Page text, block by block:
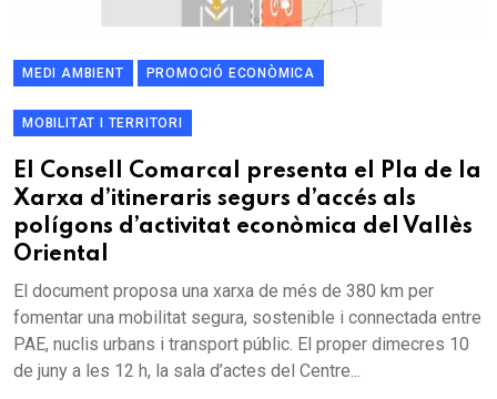
MEDI AMBIENT PROMOCIÓ ECONÒMICA
MOBILITAT I TERRITORI
El Consell Comarcal presenta el Pla de la
Xarxa d’itineraris segurs d’accés als
polígons d’activitat econòmica del Vallès
Oriental
El document proposa una xarxa de més de 380 km per
fomentar una mobilitat segura, sostenible i connectada entre
PAE, nuclis urbans i transport públic. El proper dimecres 10
de juny a les 12 h, la sala d’actes del Centre...